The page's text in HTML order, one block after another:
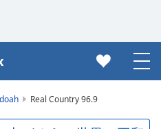
Real Country 96.9